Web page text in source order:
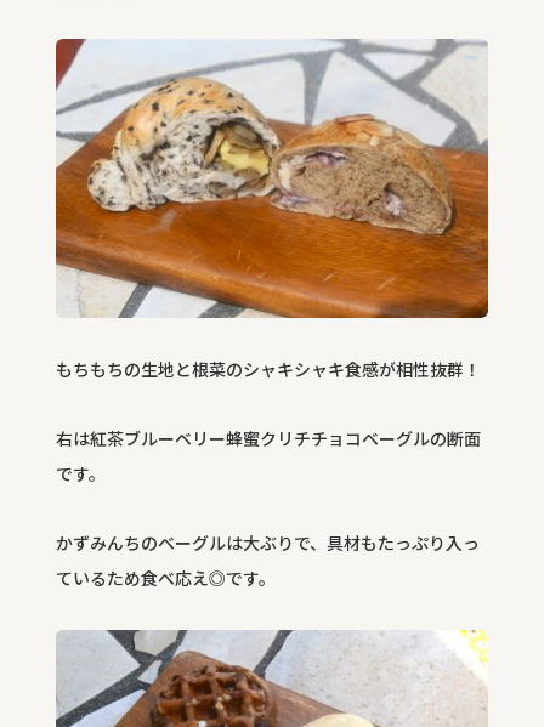
もちもちの生地と根菜のシャキシャキ食感が相性抜群！
右は紅茶ブルーベリー蜂蜜クリチチョコベーグルの断面
です。
かずみんちのベーグルは大ぶりで、具材もたっぷり入っ
ているため食べ応え◎です。